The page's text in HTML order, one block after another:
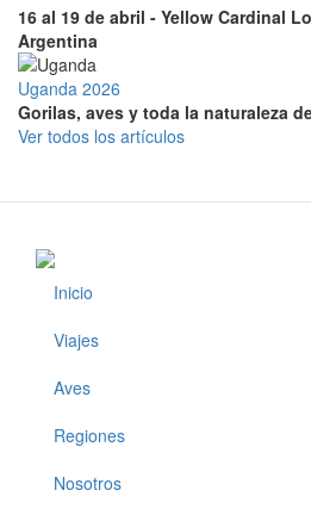
16 al 19 de abril - Yellow Cardinal
Argentina
Uganda 2026
Gorilas, aves y toda la naturaleza
Ver todos los artículos
Footer
Inicio
Viajes
Aves
Regiones
Nosotros